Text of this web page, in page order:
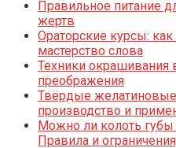
Правильное питание
жертв
Ораторские курсы:
мастерство слова
Техники окрашивания
преображения
Твёрдые желатиновые
производство и
Можно ли колоть губы
Правила и